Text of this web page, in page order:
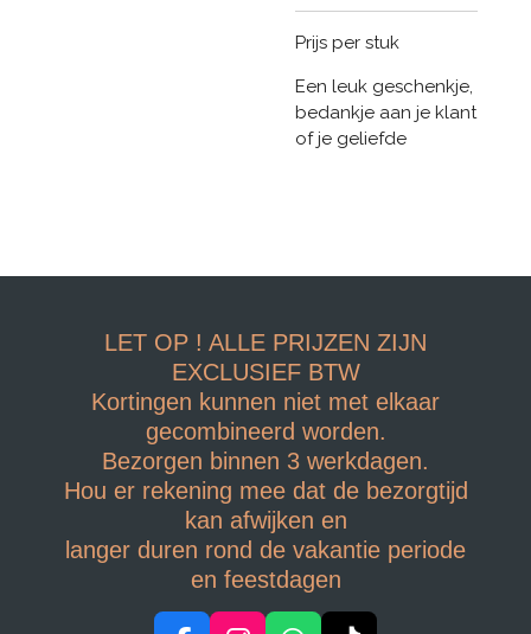
Prijs per stuk
Een leuk geschenkje,
bedankje aan je klant
of je geliefde
LET OP ! ALLE PRIJZEN ZIJN
EXCLUSIEF BTW
Kortingen kunnen niet met elkaar
gecombineerd worden.
Bezorgen binnen 3 werkdagen.
Hou er rekening mee dat de bezorgtijd
kan afwijken en
langer duren rond de vakantie periode
en feestdagen